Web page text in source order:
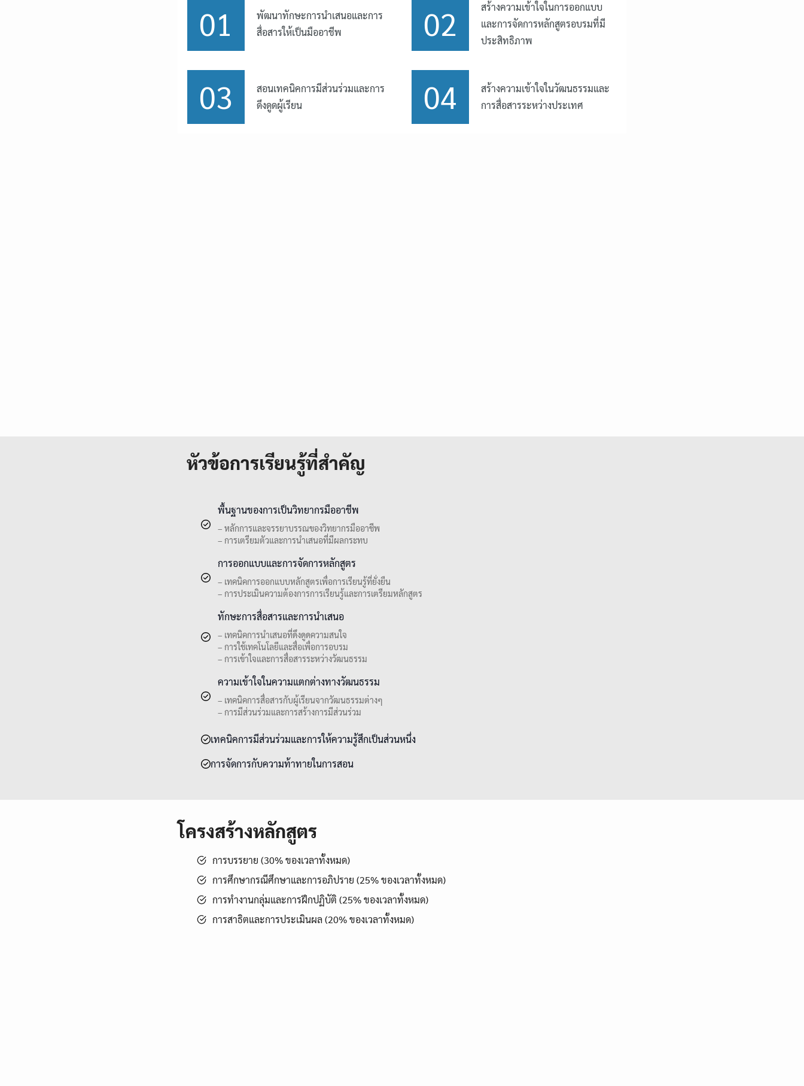
01
พัฒนาทักษะการนำเสนอและการ
สื่อสารให้เป็นมืออาชีพ
02
สร้างความเข้าใจในการออกแบบ
และการจัดการหลักสูตรอบรมที่มี
ประสิทธิภาพ
03
สอนเทคนิคการมีส่วนร่วมและการ
ดึงดูดผู้เรียน
04
สร้างความเข้าใจในวัฒนธรรมและ
การสื่อสารระหว่างประเทศ
หัวข้อการเรียนรู้ที่สำคัญ
พื้นฐานของการเป็นวิทยากรมืออาชีพ
– หลักการและจรรยาบรรณของวิทยากรมืออาชีพ
– การเตรียมตัวและการนำเสนอที่มีผลกระทบ
การออกแบบและการจัดการหลักสูตร
– เทคนิคการออกแบบหลักสูตรเพื่อการเรียนรู้ที่ยั่งยืน
– การประเมินความต้องการการเรียนรู้และการเตรียมหลักสูตร
ทักษะการสื่อสารและการนำเสนอ
– เทคนิคการนำเสนอที่ดึงดูดความสนใจ
– การใช้เทคโนโลยีและสื่อเพื่อการอบรม
– การเข้าใจและการสื่อสารระหว่างวัฒนธรรม
ความเข้าใจในความแตกต่างทางวัฒนธรรม
– เทคนิคการสื่อสารกับผู้เรียนจากวัฒนธรรมต่างๆ
– การมีส่วนร่วมและการสร้างการมีส่วนร่วม
เทคนิคการมีส่วนร่วมและการให้ความรู้สึกเป็นส่วนหนึ่ง
การจัดการกับความท้าทายในการสอน
โครงสร้างหลักสูตร
การบรรยาย (30% ของเวลาทั้งหมด)
การศึกษากรณีศึกษาและการอภิปราย (25% ของเวลาทั้งหมด)
การทำงานกลุ่มและการฝึกปฏิบัติ (25% ของเวลาทั้งหมด)
การสาธิตและการประเมินผล (20% ของเวลาทั้งหมด)